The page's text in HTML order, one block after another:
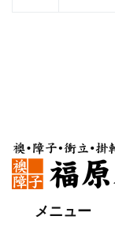
メニュー